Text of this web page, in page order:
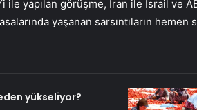
ile yapılan görüşme, İran ile İsrail ve
yaşanan sarsıntıların hemen
yükseliyor?